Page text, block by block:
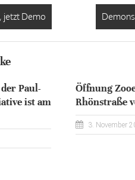
jetzt Demo
Paul-
ist am
Öffnung
Rhönstraße
3. November